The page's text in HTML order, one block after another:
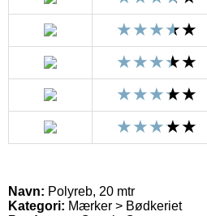
Navn: Polyreb, 20 mtr
Kategori: Mærker > Bødkeriet